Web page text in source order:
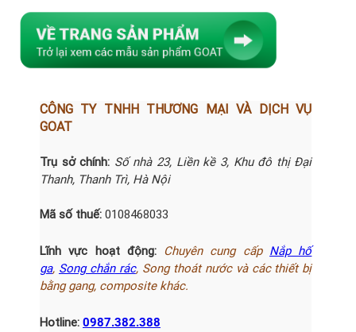
CÔNG TY TNHH THƯƠNG MẠI VÀ DỊCH VỤ
GOAT
Trụ sở chính: Số nhà 23, Liền kề 3, Khu đô thị Đại
Thanh, Thanh Trì, Hà Nội
Mã số thuế: 0108468033
Lĩnh vực hoạt động: Chuyên cung cấp Nắp hố
ga, Song chắnrác, Song thoát nước và các thiết bị
bằng gang, composite khác.
Hotline: 0987.382.388